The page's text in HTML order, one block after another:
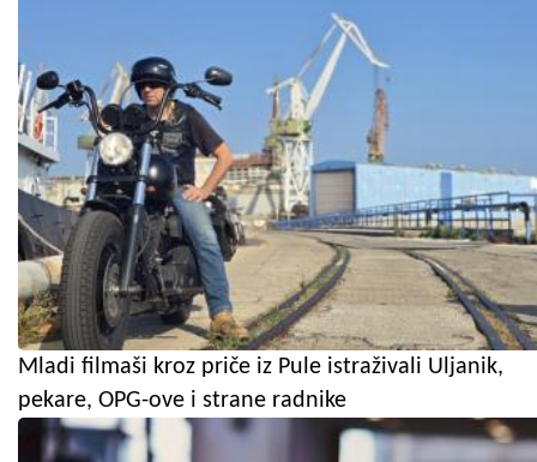
Mladi filmaši kroz priče iz Pule istraživali Uljanik,
pekare, OPG-ove i strane radnike